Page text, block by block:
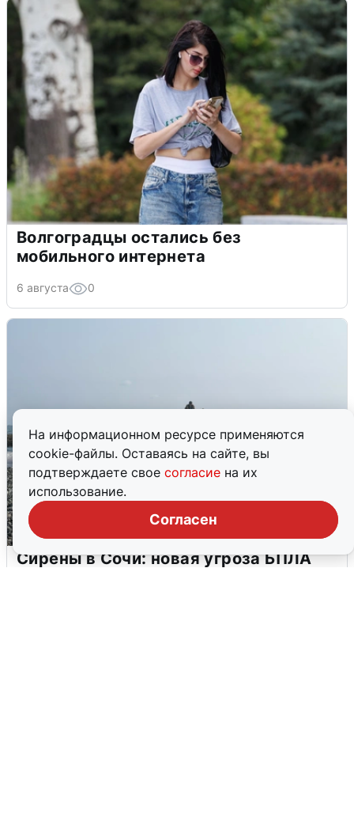
На информационном ресурсе применяются
cookie-файлы. Оставаясь на сайте, вы
подтверждаете свое согласие на их
использование.
Согласен
Волгоградцы остались без
мобильного интернета
6 августа 0
Сирены в Сочи: новая угроза БПЛА